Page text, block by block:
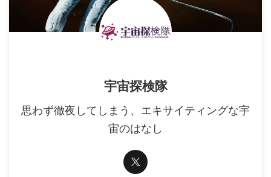
宇宙探検隊
思わず徹夜してしまう、エキサイティングな宇
宙のはなし